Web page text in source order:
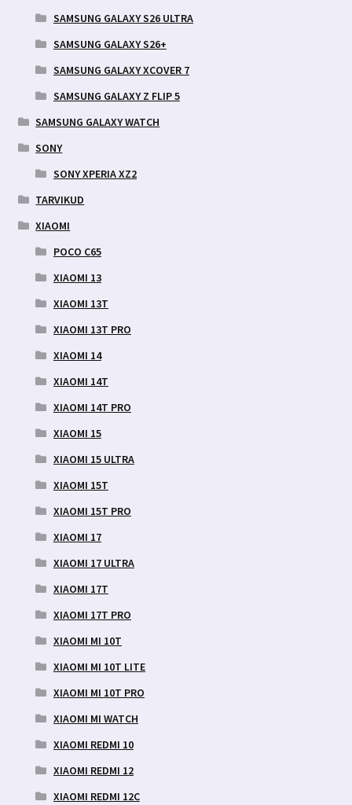
SAMSUNG GALAXY S26 ULTRA
SAMSUNG GALAXY S26+
SAMSUNG GALAXY XCOVER 7
SAMSUNG GALAXY Z FLIP 5
SAMSUNG GALAXY WATCH
SONY
SONY XPERIA XZ2
TARVIKUD
XIAOMI
POCO C65
XIAOMI 13
XIAOMI 13T
XIAOMI 13T PRO
XIAOMI 14
XIAOMI 14T
XIAOMI 14T PRO
XIAOMI 15
XIAOMI 15 ULTRA
XIAOMI 15T
XIAOMI 15T PRO
XIAOMI 17
XIAOMI 17 ULTRA
XIAOMI 17T
XIAOMI 17T PRO
XIAOMI MI 10T
XIAOMI MI 10T LITE
XIAOMI MI 10T PRO
XIAOMI MI WATCH
XIAOMI REDMI 10
XIAOMI REDMI 12
XIAOMI REDMI 12C